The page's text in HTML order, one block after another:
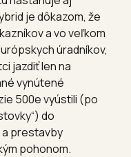
je dôkazom, že
a vo veľkom
úradníkov,
jazdiť len na
vynútené
500e vyústili (po
do
prestavby
pohonom.